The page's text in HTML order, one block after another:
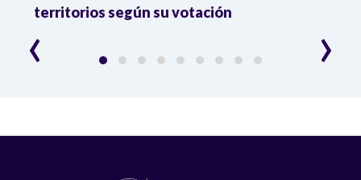
territorios según su votación
‹ ›